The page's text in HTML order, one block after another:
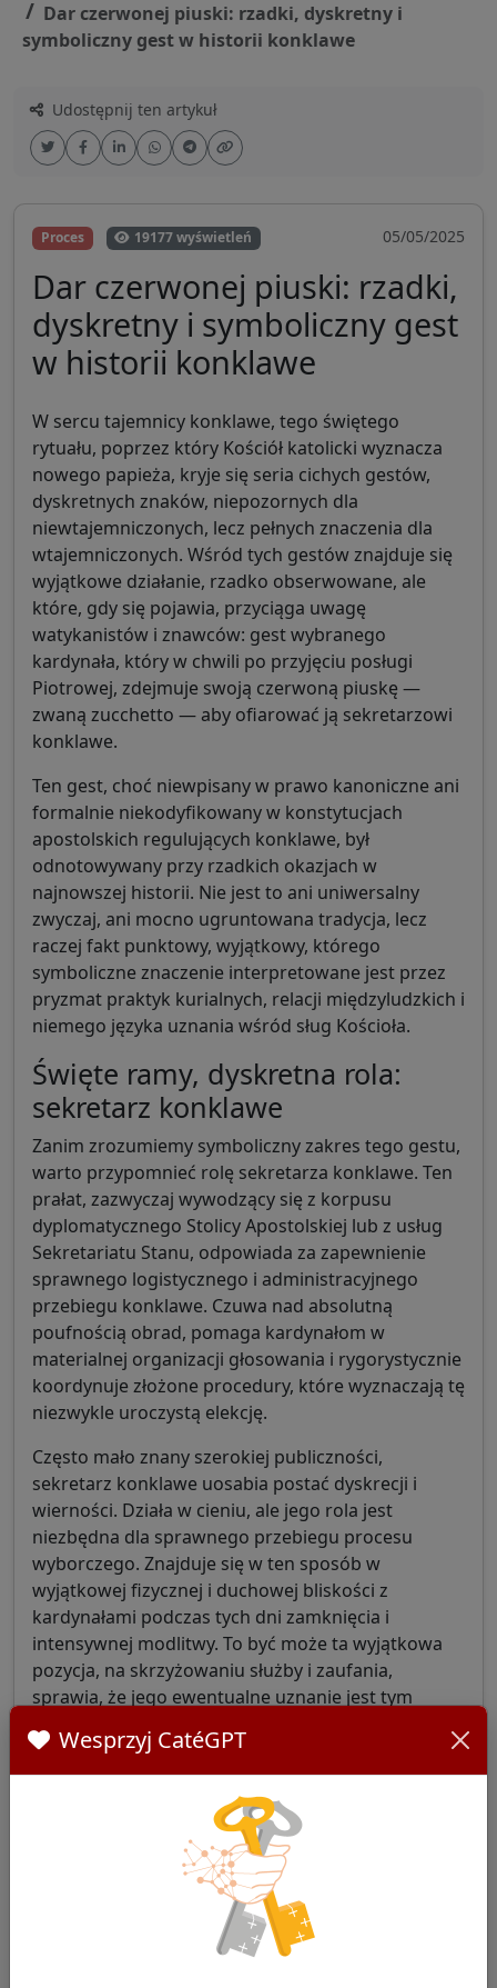
Dar czerwonej piuski: rzadki, dyskretny i
symboliczny gest w historii konklawe
Udostępnij ten artykuł
Proces 19177 wyświetleń 05/05/2025
Dar czerwonej piuski: rzadki,
dyskretny i symboliczny gest
w historii konklawe
W sercu tajemnicy konklawe, tego świętego
rytuału, poprzez który Kościół katolicki wyznacza
nowego papieża, kryje się seria cichych gestów,
dyskretnych znaków, niepozornych dla
niewtajemniczonych, lecz pełnych znaczenia dla
wtajemniczonych. Wśród tych gestów znajduje się
wyjątkowe działanie, rzadko obserwowane, ale
które, gdy się pojawia, przyciąga uwagę
watykanistów i znawców: gest wybranego
kardynała, który w chwili po przyjęciu posługi
Piotrowej, zdejmuje swoją czerwoną piuskę —
zwaną zucchetto — aby ofiarować ją sekretarzowi
konklawe.
Ten gest, choć niewpisany w prawo kanoniczne ani
formalnie niekodyfikowany w konstytucjach
apostolskich regulujących konklawe, był
odnotowywany przy rzadkich okazjach w
najnowszej historii. Nie jest to ani uniwersalny
zwyczaj, ani mocno ugruntowana tradycja, lecz
raczej fakt punktowy, wyjątkowy, którego
symboliczne znaczenie interpretowane jest przez
pryzmat praktyk kurialnych, relacji międzyludzkich i
niemego języka uznania wśród sług Kościoła.
Święte ramy, dyskretna rola:
sekretarz konklawe
Zanim zrozumiemy symboliczny zakres tego gestu,
warto przypomnieć rolę sekretarza konklawe. Ten
prałat, zazwyczaj wywodzący się z korpusu
dyplomatycznego Stolicy Apostolskiej lub z usług
Sekretariatu Stanu, odpowiada za zapewnienie
sprawnego logistycznego i administracyjnego
przebiegu konklawe. Czuwa nad absolutną
poufnością obrad, pomaga kardynałom w
materialnej organizacji głosowania i rygorystycznie
koordynuje złożone procedury, które wyznaczają tę
niezwykle uroczystą elekcję.
Często mało znany szerokiej publiczności,
sekretarz konklawe uosabia postać dyskrecji i
wierności. Działa w cieniu, ale jego rola jest
niezbędna dla sprawnego przebiegu procesu
wyborczego. Znajduje się w ten sposób w
wyjątkowej fizycznej i duchowej bliskości z
kardynałami podczas tych dni zamknięcia i
intensywnej modlitwy. To być może ta wyjątkowa
pozycja, na skrzyżowaniu służby i zaufania,
sprawia, że jego ewentualne uznanie jest tym
Gest ofiarowania: uznanie,
zapowiedź czy zwykła
uprzejmość?
Zdarzyło się, w sposób zupełnie wyjątkowy, że
nowo wybrany kardynał na tron Piotrowy zdejmuje
swoją czerwoną piuskę i przekazuje ją
sekretarzowi konklawe. Ten gest nie figuruje w
Wesprzyj CatéGPT